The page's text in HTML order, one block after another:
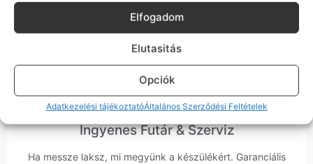
Elfogadom
Elutasitás
Opciók
Adatkezelési tájékoztatóÁltalános Szerződési Feltételek
hanem megoldást. Szakértő kollégáink azonnal kézbe
veszik az ügyedet.
Ingyenes Futár & Szerviz
Ha messze laksz, mi megyünk a készülékért. Garanciális